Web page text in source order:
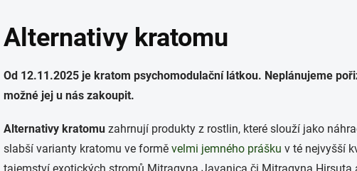
Alternativy kratomu
Od 12.11.2025 je kratom psychomodulační látkou. Neplánujeme
možné jej u nás zakoupit.
Alternativy kratomu zahrnují produkty z rostlin, které slouží jako
slabší varianty kratomu ve formě velmi jemného prášku v té nejvyšší